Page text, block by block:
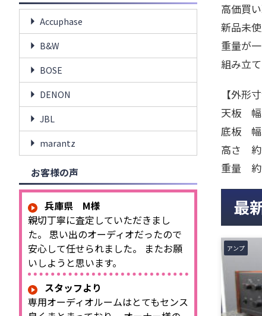
高価買
新品未使
重量が
組み立
【外形寸
天板 幅
底板 幅
高さ 約
重量 約
最
アンプ
Accuphase
B&W
BOSE
DENON
JBL
marantz
お客様の声
兵庫県 M様
親切丁寧に査定していただきまし
た。 思い出のオーディオだったので
安心して任せられました。 またお願
いしようと思います。
スタッフより
専用オーディオルームはとてもセンス